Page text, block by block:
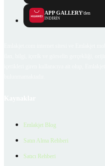
APP GALLERY'den
İNDİRİN
Emlakjet Blog
Satın Alma Rehberi
Satıcı Rehberi